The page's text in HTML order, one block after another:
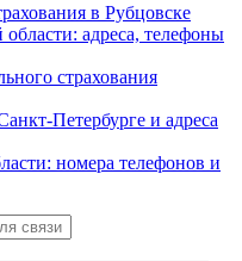
в Рубцовске
адреса, телефоны
страхования
Петербурге и адреса
номера телефонов и